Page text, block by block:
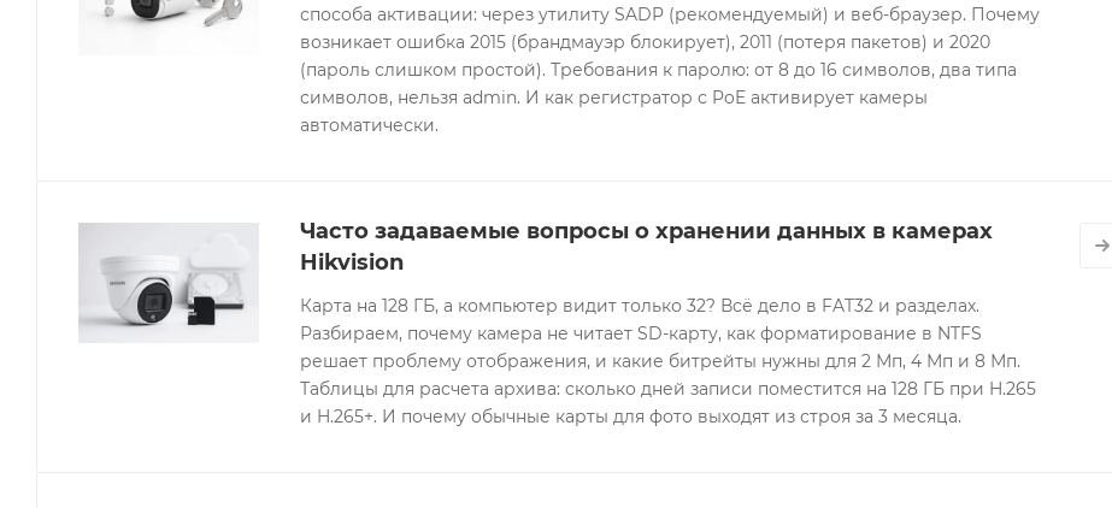
способа активации: через утилиту SADP (рекомендуемый) и веб-браузер. Почему
возникает ошибка 2015 (брандмауэр блокирует), 2011 (потеря пакетов) и 2020
(пароль слишком простой). Требования к паролю: от 8 до 16 символов, два типа
символов, нельзя admin. И как регистратор с PoE активирует камеры
автоматически.
Часто задаваемые вопросы о хранении данных в камерах
Hikvision
Карта на 128 ГБ, а компьютер видит только 32? Всё дело в FAT32 и разделах.
Разбираем, почему камера не читает SD-карту, как форматирование в NTFS
решает проблему отображения, и какие битрейты нужны для 2 Мп, 4 Мп и 8 Мп.
Таблицы для расчета архива: сколько дней записи поместится на 128 ГБ при H.265
и H.265+. И почему обычные карты для фото выходят из строя за 3 месяца.